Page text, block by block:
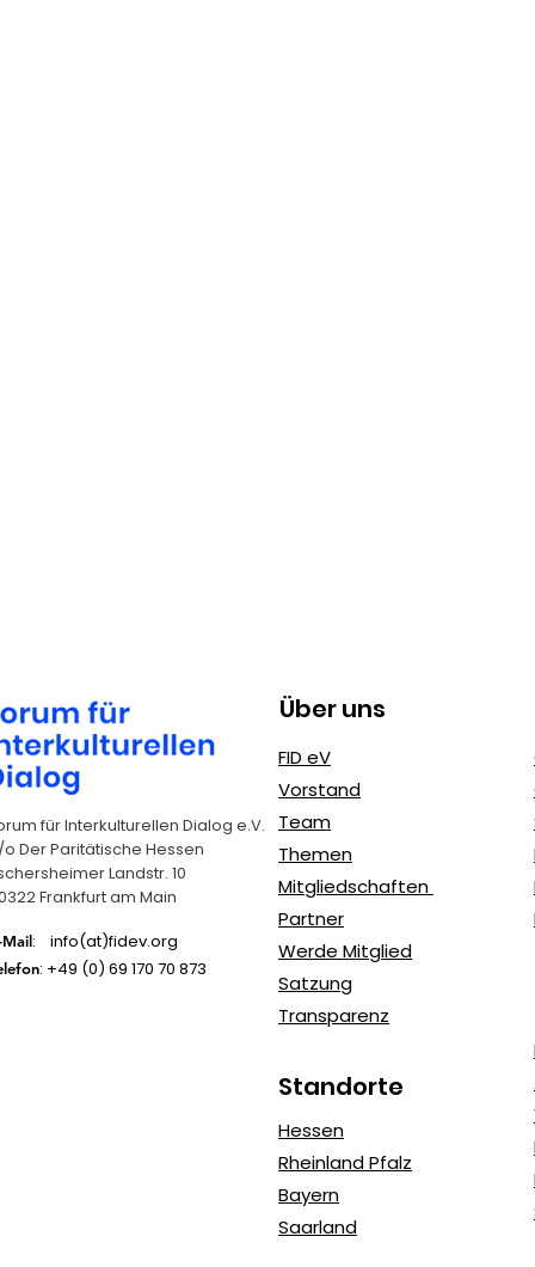
für Interkulturellen Dialog e.V.
Der Paritätische Hessen
Landstr. 10
Frankfurt am Main
Mail: info(at)fidev.org
: +49 (0) 69 170 70 873
Über uns
FID eV
Vorstand
Team
Themen
Mitgliedschaften
Partner
Werde Mitglied
Satzung
Transparenz
Standorte
Hessen
Rheinland Pfalz
Bayern
Saarland